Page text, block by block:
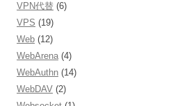
VPN代替 (6)
VPS (19)
Web (12)
WebArena (4)
WebAuthn (14)
WebDAV (2)